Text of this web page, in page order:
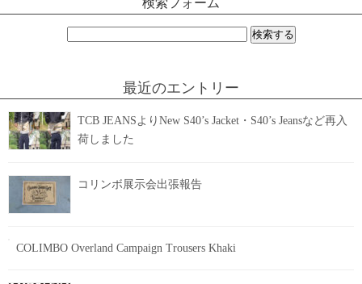
最近のエントリー
TCB JEANSよりNew S40’s Jacket・S40’s Jeansなど再入
荷しました
コリンボ展示会出張報告
COLIMBO Overland Campaign Trousers Khaki